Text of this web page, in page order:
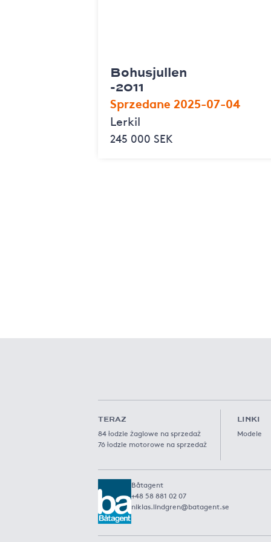
Bohusjullen
-2011
Sprzedane 2025-07-04
Lerkil
245 000 SEK
TERAZ
84 łodzie żaglowe na sprzedaż
76 łodzie motorowe na sprzedaż
LINKI
Modele
Båtagent
+48 58 881 02 07
niklas.lindgren@batagent.se